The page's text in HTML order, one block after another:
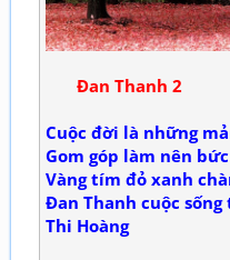
Đan Thanh 2
Cuộc đời là những
Gom góp làm nên
Vàng tím đỏ xanh
Đan Thanh cuộc
Thi Hoàng